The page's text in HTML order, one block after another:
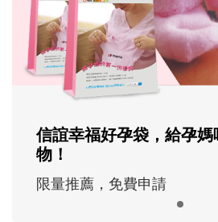
信誼幸福好孕袋，給孕
物！
限量推薦，免費申請